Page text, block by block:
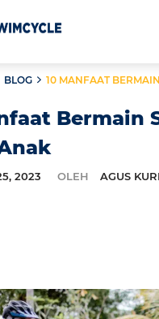
BLOG 10 MANFAAT
Bermain
2023 OLEH AGUS